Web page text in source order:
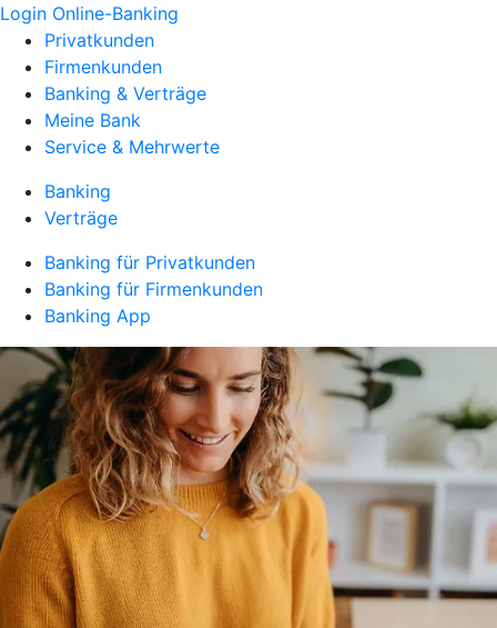
Login Online-Banking
Privatkunden
Firmenkunden
Banking & Verträge
Meine Bank
Service & Mehrwerte
Banking
Verträge
Banking für Privatkunden
Banking für Firmenkunden
Banking App